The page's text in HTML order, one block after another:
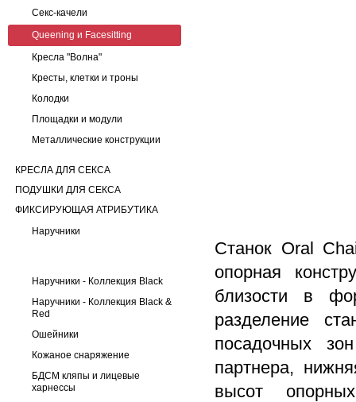
Секс-качели
Queening и Facesitting
Кресла "Волна"
Кресты, клетки и троны
Колодки
Площадки и модули
Металлические конструкции
КРЕСЛА ДЛЯ СЕКСА
ПОДУШКИ ДЛЯ СЕКСА
ФИКСИРУЮЩАЯ АТРИБУТИКА
Наручники
Наручники - Коллекция Black
Наручники - Коллекция Black &
Red
Ошейники
Кожаное снаряжение
БДСМ кляпы и лицевые
харнессы
Станок Oral
опорная
близости в
разделение
посадочных
партнера,
высот